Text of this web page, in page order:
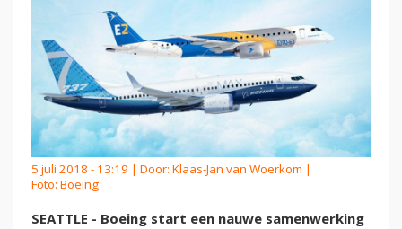
5 juli 2018 - 13:19 | Door: Klaas-Jan van Woerkom |
Foto: Boeing
SEATTLE - Boeing start een nauwe samenwerking